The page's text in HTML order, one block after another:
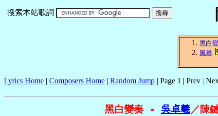
搜索本站歌詞
黑白
風暴
Lyrics Home | Composers Home | Random Jump | Page 1 | Prev |
黑白變奏 - 吳卓羲／陳